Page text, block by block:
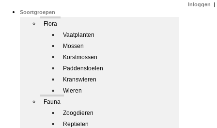
Soortgroepen
Flora
Vaatplanten
Mossen
Korstmossen
Paddenstoelen
Kranswieren
Wieren
Fauna
Zoogdieren
Reptielen
Inloggen |